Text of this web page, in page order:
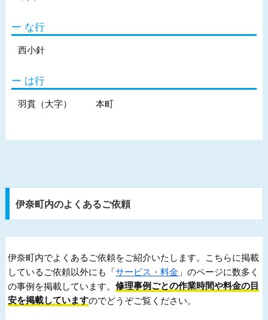
な行
西小針
は行
羽貫（大字） 本町
伊奈町内のよくあるご依頼
伊奈町内でよくあるご依頼をご紹介いたします。こちらに掲載
しているご依頼以外にも「サービス・料金 」のページに数多く
の事例を掲載しています。修理事例ごとの作業時間や料金の目
安を掲載していますのでどうぞご覧ください。